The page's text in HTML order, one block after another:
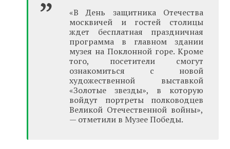
«В День защитника Отечества
москвичей и гостей столицы
ждет бесплатная праздничная
программа в главном здании
музея на Поклонной горе. Кроме
того, посетители смогут
ознакомиться с новой
художественной выставкой
«Золотые звезды», в которую
войдут портреты полководцев
Великой Отечественной войны»,
— отметили в Музее Победы.